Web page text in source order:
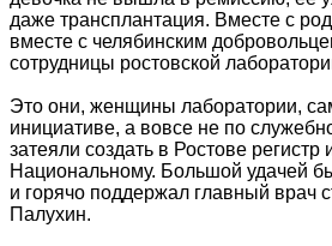
даже трансплантация. Вместе с
вместе с челябинским
сотрудницы ростовской
Это они, женщины лаборатории,
инициативе, а вовсе не по
затеяли создать в Ростове регистр
Национальному. Большой удачей
и горячо поддержал главный врач
Палухин.